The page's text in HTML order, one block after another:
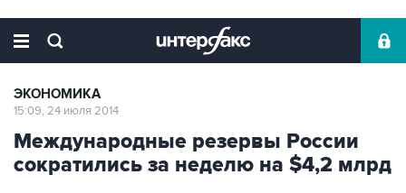
ЭКОНОМИКА
15:09, 24 июля 2014
Международные резервы России
сократились за неделю на $4,2 млрд